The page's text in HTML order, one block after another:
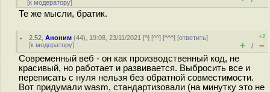
[к модератору]
Те же мысли, братик.
2.52 ,Аноним (44), 19:08, 23/11/2021 [^] [^^] [^^^] [ответить]
[к модератору]
+2
+ / –
Современный веб - он как производственный код, не
красивый, но работает и развивается. Выбросить все и
переписать с нуля нельзя без обратной совместимости.
Вот придумали wasm, стандартизовали (на минутку это не